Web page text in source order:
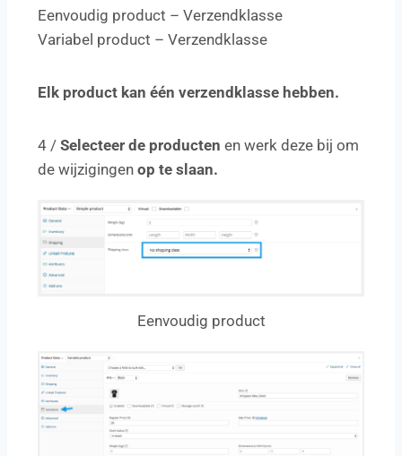
Eenvoudig product – Verzendklasse
Variabel product – Verzendklasse
Elk product kan één verzendklasse hebben.
4 / Selecteer de producten en werk deze bij om
de wijzigingen op te slaan.
Eenvoudig product